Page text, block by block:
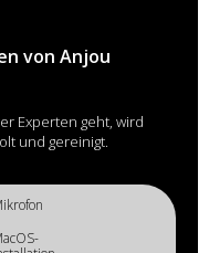
von Anjou
Experten geht, wird
und gereinigt.